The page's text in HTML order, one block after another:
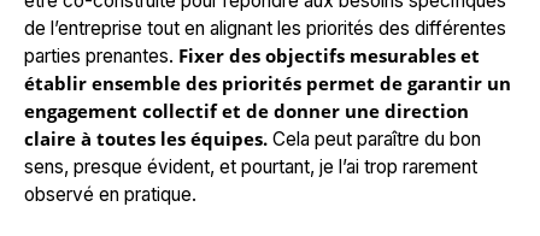
de l’entreprise tout en alignant les priorités des différentes
parties prenantes. Fixer des objectifs mesurables et
établir ensemble des priorités permet de garantir un
engagement collectif et de donner une direction
claire à toutes les équipes. Cela peut paraître du bon
sens, presque évident, et pourtant, je l’ai trop rarement
observé en pratique.